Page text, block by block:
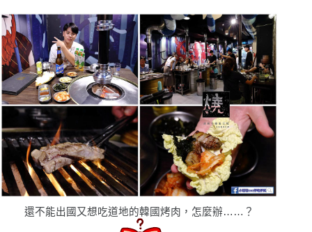
還不能出國又想吃道地的韓國烤肉，怎麼辦……？